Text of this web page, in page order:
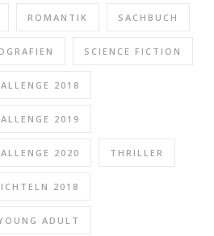
ROMANTIK SACHBUCH
SCIENCE FICTION
2018
2019
2020 THRILLER
2018
ADULT